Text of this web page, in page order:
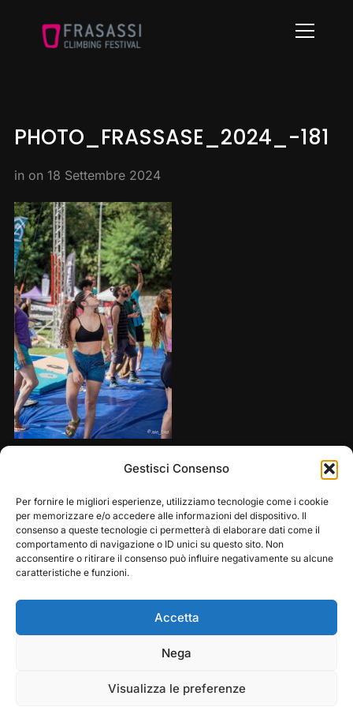
Gestisci Consenso
Per fornire le migliori esperienze, utilizziamo tecnologie come i cookie
per memorizzare e/o accedere alle informazioni del dispositivo. Il
consenso a queste tecnologie ci permetterà di elaborare dati come il
comportamento di navigazione o ID unici su questo sito. Non
acconsentire o ritirare il consenso può influire negativamente su alcune
caratteristiche e funzioni.
Accetta
Nega
Visualizza le preferenze
Info
PHOTO_FRASSASE_2024_-181
in on 18 Settembre 2024
Copyright © 2026 — Frasassi Climbing Festival. All
Rights Reserved